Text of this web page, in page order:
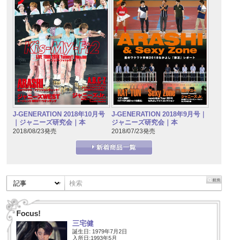
J-GENERATION 2018年10月号
｜ジャニーズ研究会｜本
2018/08/23発売
J-GENERATION 2018年9月号｜
ジャニーズ研究会｜本
2018/07/23発売
Focus!
三宅健
誕生日: 1979年7月2日
入所日:1993年5月